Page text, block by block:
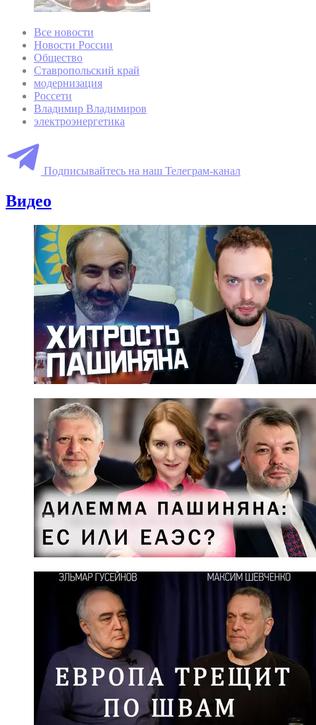
Все новости
Новости России
Общество
Ставропольский край
модернизация
Россети
Владимир Владимиров
электроэнергетика
Подписывайтесь на наш Телеграм-канал
Видео